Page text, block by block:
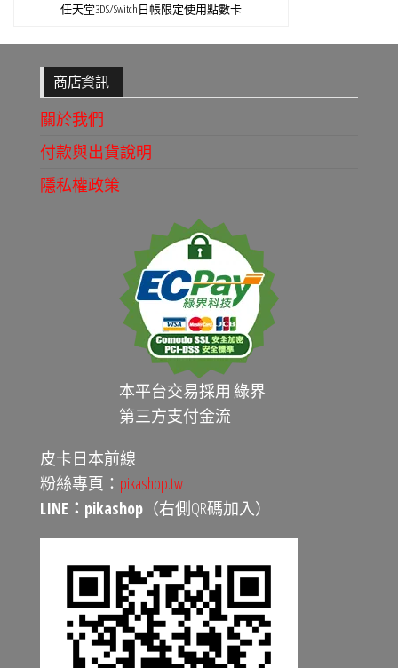
任天堂3DS/Switch日帳限定使用點數卡
商店資訊
關於我們
付款與出貨說明
隱私權政策
本平台交易採用 綠界
第三方支付金流
皮卡日本前線
粉絲專頁： pikashop.tw
LINE：pikashop （右側QR碼加入）